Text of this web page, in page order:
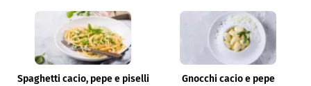
Spaghetti cacio, pepe e piselli Gnocchi cacio e pepe